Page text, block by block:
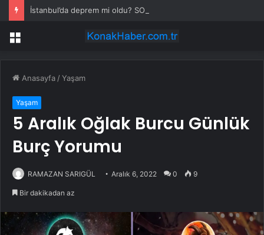
Menü
Anasayfa /Yaşam
Yaşam
5 Aralık Oğlak Burcu Günlük
Burç Yorumu
RAMAZAN SARIGÜL Aralık 6, 2022 0 9
Bir dakikadan az